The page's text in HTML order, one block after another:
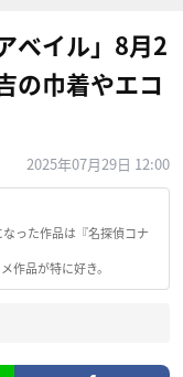
ベイル」8月2
の巾着やエコ
2025年07月29日 12:00
った作品は『名探偵コナ
作品が特に好き。